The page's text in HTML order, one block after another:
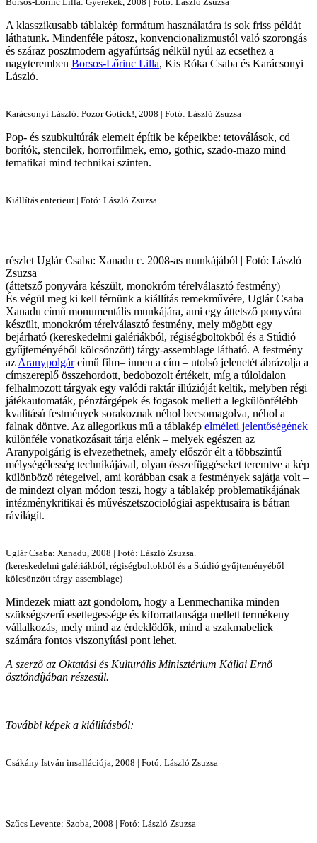
A klasszikusabb táblakép formátum használatára is sok friss példát
láthatunk. Mindenféle pátosz, konvencionalizmustól való szorongás
és száraz posztmodern agyafúrtság nélkül nyúl az ecsethez a
nagyteremben Borsos-Lőrinc Lilla, Kis Róka Csaba és Karácsonyi
László.
Karácsonyi László: Pozor Gotick!, 2008 | Fotó: László Zsuzsa
Pop- és szubkultúrák elemeit építik be képeikbe: tetoválások, cd
borítók, stencilek, horrorfilmek, emo, gothic, szado-mazo mind
tematikai mind technikai szinten.
Kiállítás enterieur | Fotó: László Zsuzsa
részlet Uglár Csaba: Xanadu c. 2008-as munkájából | Fotó: László
Zsuzsa
(áttetsző ponyvára készült, monokróm térelválasztó festmény)
És végül meg ki kell térnünk a kiállítás remekművére, Uglár Csaba
Xanadu című monumentális munkájára, ami egy áttetsző ponyvára
készült, monokróm térelválasztó festmény, mely mögött egy
bejárható (kereskedelmi galériákból, régiségboltokból és a Stúdió
gyűjteményéből kölcsönzött) tárgy-assemblage látható. A festmény
az Aranypolgárcímű film– innen a cím – utolsó jelenetét ábrázolja a
címszereplő összehordott, bedobozolt értékeit, míg a túloldalon
felhalmozott tárgyak egy valódi raktár illúzióját keltik, melyben régi
játékautomaták, pénztárgépek és fogasok mellett a legkülönfélébb
kvalitású festmények sorakoznak néhol becsomagolva, néhol a
falnak döntve. Az allegorikus mű a táblakép elméleti jelentőségének
különféle vonatkozásait tárja elénk – melyek egészen az
Aranypolgárig is elvezethetnek, amely először élt a többszintű
mélységélesség technikájával, olyan összefüggéseket teremtve a kép
különböző rétegeivel, ami korábban csak a festmények sajátja volt –
de mindezt olyan módon teszi, hogy a táblakép problematikájának
intézménykritikai és művészetszociológiai aspektusaira is bátran
rávilágít.
Uglár Csaba: Xanadu, 2008 | Fotó: László Zsuzsa.
(kereskedelmi galériákból, régiségboltokból és a Stúdió gyűjteményéből
kölcsönzött tárgy-assemblage)
Mindezek miatt azt gondolom, hogy a Lenmechanika minden
szükségszerű esetlegessége és kiforratlansága mellett termékeny
vállalkozás, mely mind az érdeklődők, mind a szakmabeliek
számára fontos viszonyítási pont lehet.
A szerző az Oktatási és Kulturális Minisztérium Kállai Ernő
ösztöndíjában részesül.
További képek a kiállításból:
Csákány István insallációja, 2008 | Fotó: László Zsuzsa
Szűcs Levente: Szoba, 2008 | Fotó: László Zsuzsa